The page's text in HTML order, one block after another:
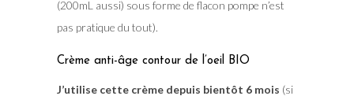
(200mL aussi) sous forme de flacon pompe n’est
pas pratique du tout).
Crème anti-âge contour de l’oeil BIO
J’utilise cette crème depuis bientôt 6 mois (si